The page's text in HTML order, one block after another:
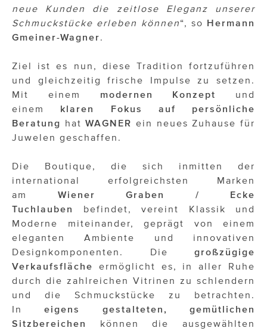
neue Kunden die zeitlose Eleganz unserer
Schmuckstücke erleben können“, so Hermann
Gmeiner-Wagner.
Ziel ist es nun, diese Tradition fortzuführen
und gleichzeitig frische Impulse zu setzen.
Mit einem modernen Konzept
und
einem klaren Fokus auf persönliche
Beratung hatWAGNERein neues Zuhause für
Juwelen geschaffen.
Die Boutique, die sich inmitten der
international erfolgreichsten Marken
am Wiener Graben / Ecke
Tuchlauben
befindet, vereint Klassik und
Moderne miteinander, geprägt von einem
eleganten Ambiente und innovativen
Designkomponenten. Die großzügige
Verkaufsfläche
ermöglicht es, in aller Ruhe
durch die zahlreichen Vitrinen zu schlendern
und die Schmuckstücke zu betrachten.
Ineigens gestalteten, gemütlichen
Sitzbereichen
können die ausgewählten